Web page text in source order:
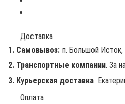
Доставка
1. Самовывоз: п. Большой Исток,
2. Транспортные компании. За
3. Курьерская доставка.
Оплата